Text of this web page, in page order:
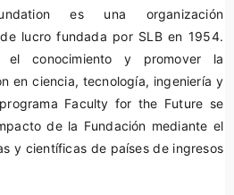
es una organización
lucro fundada por SLB en 1954.
el conocimiento y promover la
en ciencia, tecnología, ingeniería y
Faculty for the Future se
de la Fundación mediante el
y científicas de países de ingresos